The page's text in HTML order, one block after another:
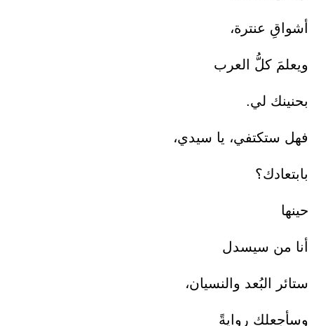
أشواقِ عنترة،
ويعلمَ كلُّ العرب
بحنينك لي.
فهل ستكتفي، يا سيدي،
بابتعادك؟
حينها
أنا من سيسدل
ستائر البُعد والنسيان،
وسأجعلك روايةً